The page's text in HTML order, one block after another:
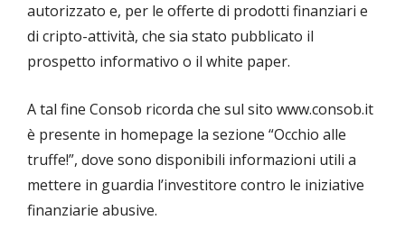
autorizzato e, per le offerte di prodotti finanziari e
di cripto-attività, che sia stato pubblicato il
prospetto informativo o il white paper.
A tal fine Consob ricorda che sul sito www.consob.it
è presente in homepage la sezione “Occhio alle
truffe!”, dove sono disponibili informazioni utili a
mettere in guardia l’investitore contro le iniziative
finanziarie abusive.